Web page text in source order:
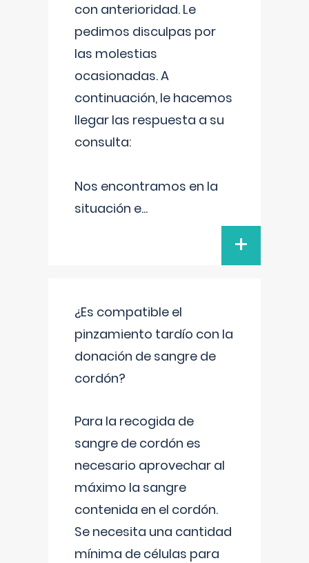
con anterioridad. Le
pedimos disculpas por
las molestias
ocasionadas. A
continuación, le hacemos
llegar las respuesta a su
consulta:
Nos encontramos en la
situación e...
+
¿Es compatible el
pinzamiento tardío con la
donación de sangre de
cordón?
Para la recogida de
sangre de cordón es
necesario aprovechar al
máximo la sangre
contenida en el cordón.
Se necesita una cantidad
mínima de células para